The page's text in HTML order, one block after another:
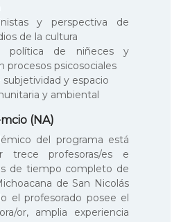
y perspectiva de
de la cultura
política de niñeces y
procesos psicosociales
y espacio
y ambiental
(NA)
del programa está
trece profesoras/es e
de tiempo completo de
de San Nicolás
el profesorado posee el
or, amplia experiencia